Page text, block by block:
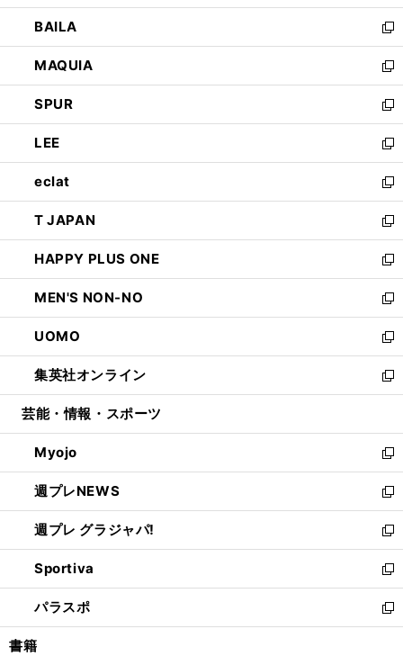
開
く
ウ
ィ
ン
ド
ウ
で
開
く
し
い
ウ
ィ
ン
ド
ウ
で
開
く
BAILA
新
し
い
ウ
ィ
ン
ド
ウ
で
開
く
MAQUIA
新
し
い
ウ
ィ
ン
ド
ウ
で
開
く
SPUR
新
し
い
ウ
ィ
ン
ド
ウ
で
開
く
LEE
新
し
い
ウ
ィ
ン
ド
ウ
で
開
く
eclat
新
し
い
ウ
ィ
ン
ド
ウ
で
開
く
T JAPAN
新
し
い
ウ
ィ
ン
ド
ウ
で
開
HAPPY PLUS ONE
新
し
い
ウ
ィ
ン
ド
ウ
開
く
MEN'S NON-NO
新
し
い
ウ
ィ
ン
ウ
で
開
く
UOMO
新
し
い
ウ
ン
ド
ウ
で
開
く
集英社オンライン
新
し
ウ
ィ
ン
ド
ウ
で
開
く
芸能・情報・スポーツ
Myojo
新
し
い
ウ
ィ
ン
ド
ウ
で
開
週プレNEWS
新
し
い
ウ
ィ
ン
ド
ウ
週プレ グラジャパ!
新
し
い
ウ
ィ
ン
Sportiva
新
し
い
ウ
パラスポ
新
し
書籍